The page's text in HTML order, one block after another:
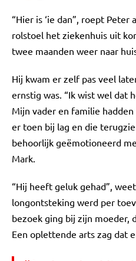
“Hier is ‘ie dan”, roept Peter
rolstoel het ziekenhuis uit
twee maanden weer naar
Hij kwam er zelf pas veel
ernstig was. “Ik wist wel dat
Mijn vader en familie
er toen bij lag en die
behoorlijk geëmotioneerd
Mark.
“Hij heeft geluk gehad”,
longontsteking werd per
bezoek ging bij zijn moeder,
Een oplettende arts zag dat